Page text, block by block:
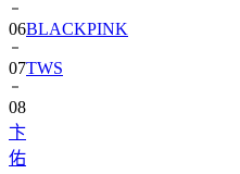
06BLACKPINK
07TWS
08
卞
佑